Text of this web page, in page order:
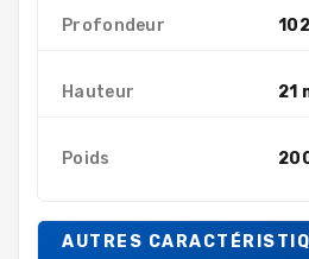
Profondeur
Hauteur 21
Poids
AUTRES